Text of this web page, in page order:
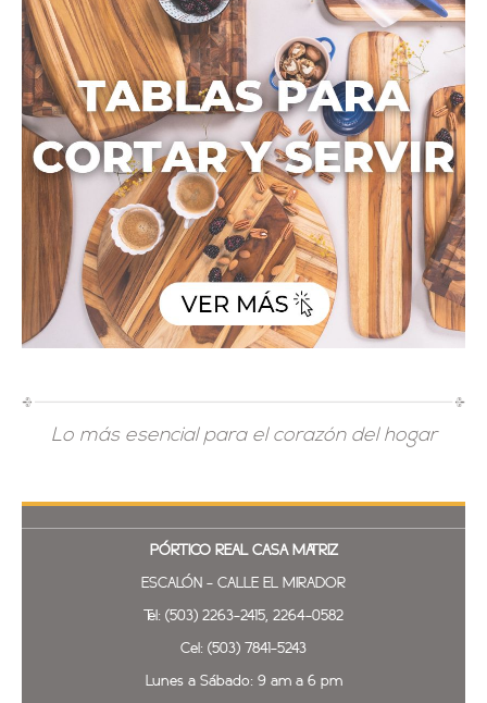
Lo más esencial para el corazón del hogar
PÓRTICO REAL CASA MATRIZ
ESCALÓN - CALLE EL MIRADOR
Tel: (503) 2263-2415, 2264-0582
Cel: (503) 7841-5243
Lunes a Sábado: 9 am a 6 pm